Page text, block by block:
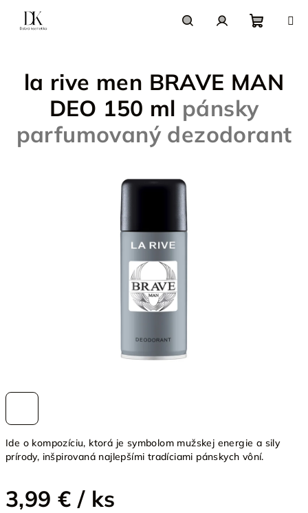
obsah
košík
Ide o kompozíciu, ktorá je symbolom mužskej energie a sily
prírody, inšpirovaná najlepšími tradíciami pánskych vôní.
3,99 € / ks
la rive men BRAVE MAN
DEO 150 ml pánsky
parfumovaný dezodorant